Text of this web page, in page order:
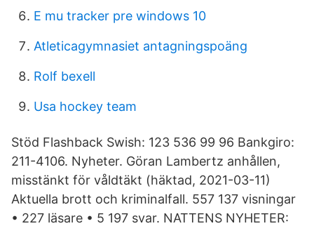
E mu tracker pre windows 10
Atleticagymnasiet antagningspoäng
Rolf bexell
Usa hockey team
Stöd Flashback Swish: 123 536 99 96 Bankgiro:
211-4106. Nyheter. Göran Lambertz anhållen,
misstänkt för våldtäkt (häktad, 2021-03-11)
Aktuella brott och kriminalfall. 557 137 visningar
• 227 läsare • 5 197 svar. NATTENS NYHETER: